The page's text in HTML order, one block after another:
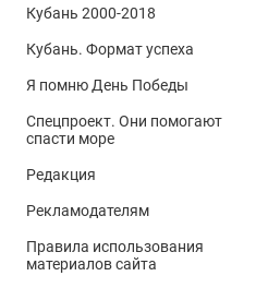
Кубань 2000-2018
Кубань. Формат успеха
Я помню День Победы
Спецпроект. Они помогают
спасти море
Редакция
Рекламодателям
Правила использования
материалов сайта